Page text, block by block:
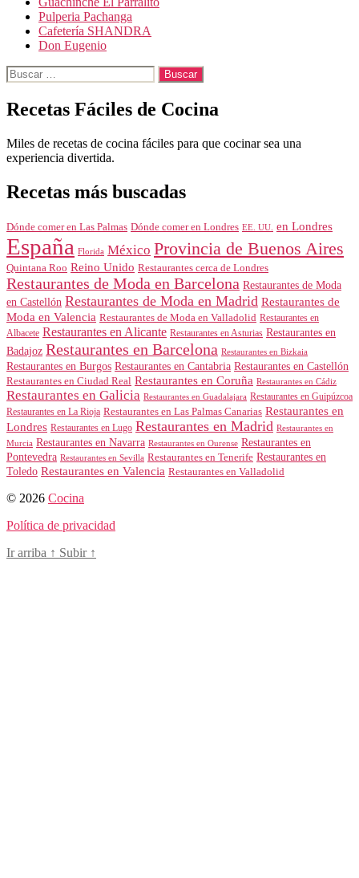
Pulperia Pachanga
Cafetería SHANDRA
Don Eugenio
Buscar:
Recetas Fáciles de Cocina
Miles de recetas de cocina fáciles para que cocinar sea una
experiencia divertida.
Recetas más buscadas
Dónde comer en Las Palmas Dónde comer en Londres EE. UU. en Londres
España Florida México Provincia de Buenos Aires
Quintana Roo Reino Unido Restaurantes cerca de Londres
Restaurantes de Moda en Barcelona Restaurantes de Moda
en Castellón Restaurantes de Moda en Madrid Restaurantes de
Moda en Valencia Restaurantes de Moda en Valladolid Restaurantes en
Albacete Restaurantes en Alicante Restaurantes en Asturias Restaurantes en
Badajoz Restaurantes en Barcelona Restaurantes en Bizkaia
Restaurantes en Burgos Restaurantes en Cantabria Restaurantes en Castellón
Restaurantes en Ciudad Real Restaurantes en Coruña Restaurantes en Cádiz
Restaurantes en Galicia Restaurantes en Guadalajara Restaurantes en Guipúzcoa
Restaurantes en La Rioja Restaurantes en Las Palmas Canarias Restaurantes en
Londres Restaurantes en Lugo Restaurantes en Madrid Restaurantes en
Murcia Restaurantes en Navarra Restaurantes en Ourense Restaurantes en
Pontevedra Restaurantes en Sevilla Restaurantes en Tenerife Restaurantes en
Toledo Restaurantes en Valencia Restaurantes en Valladolid
© 2026 Cocina
Política de privacidad
Ir arriba ↑ Subir ↑